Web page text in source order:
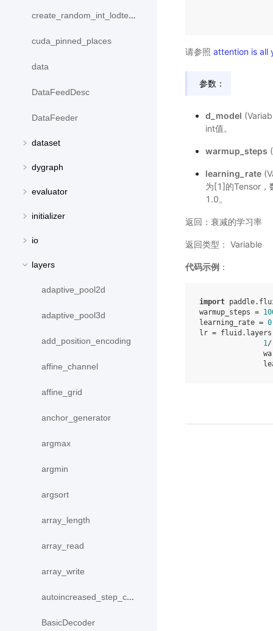
create_random_int_lodtensor
cuda_pinned_places
data
DataFeedDesc
DataFeeder
dataset
dygraph
evaluator
initializer
io
layers
adaptive_pool2d
adaptive_pool3d
add_position_encoding
affine_channel
affine_grid
anchor_generator
argmax
argmin
argsort
array_length
array_read
array_write
autoincreased_step_counter
BasicDecoder
请参照 attention is all
参数：
d_model
int值。
warmup_steps
learning_rate
为[1]的Tensor，
1.0。
返回：衰减的学习率
返回类型： Variable
代码示例 ：
import
warmup_steps =
learning_rate =
lr = fluid . layers
1/